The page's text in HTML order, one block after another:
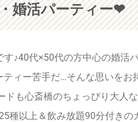
婚活パーティー❤
♪40代×50代の方中心の婚活
ティー苦手だ…そんな思いを
ドも心斎橋のちょっぴり大人
種以上＆飲み放題90分付き